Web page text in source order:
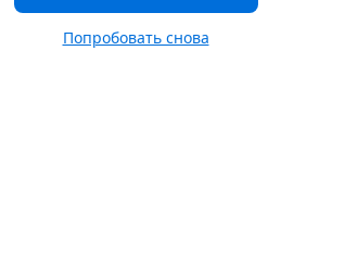
Попробовать снова